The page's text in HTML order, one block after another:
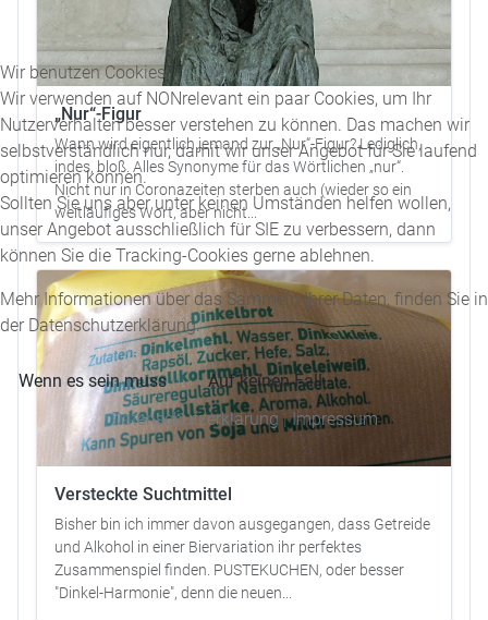
„Nur“-Figur
Wann wird eigentlich jemand zur „Nur“-Figur? Lediglich,
indes, bloß. Alles Synonyme für das Wörtlichen „nur“.
Nicht nur in Coronazeiten sterben auch (wieder so ein
weitläufiges Wort, aber nicht...
Versteckte Suchtmittel
Bisher bin ich immer davon ausgegangen, dass Getreide
und Alkohol in einer Biervariation ihr perfektes
Zusammenspiel finden. PUSTEKUCHEN, oder besser
"Dinkel-Harmonie", denn die neuen...
Wir benutzen Cookies
Wir verwenden auf NONrelevant ein paar Cookies, um Ihr
Nutzerverhalten besser verstehen zu können. Das machen wir
selbstverständlich nur, damit wir unser Angebot für Sie laufend
optimieren können.
Sollten Sie uns aber unter keinen Umständen helfen wollen,
unser Angebot ausschließlich für SIE zu verbessern, dann
können Sie die Tracking-Cookies gerne ablehnen.
Mehr Informationen über das Sammeln Ihrer Daten, finden Sie in
der Datenschutzerklärung.
Wenn es sein muss
Auf keinen Fall
Datenschutzerklärung |Impressum